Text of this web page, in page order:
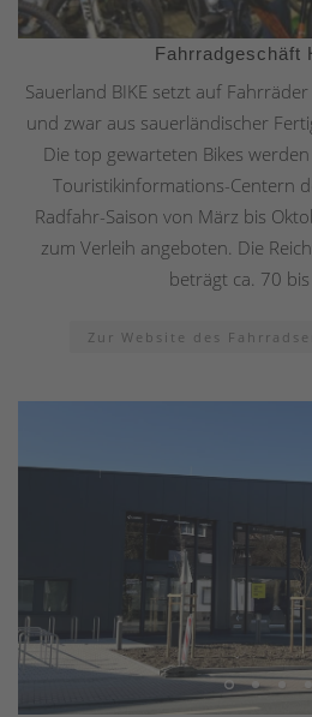
Fahrradgeschäft
Sauerland BIKE setzt auf
und zwar aus sauerländischer
Die top gewarteten Bikes
Touristikinformations-Centern
Radfahr-Saison von März bis
zum Verleih angeboten. Die
beträgt ca. 70 bis
Zur Website des